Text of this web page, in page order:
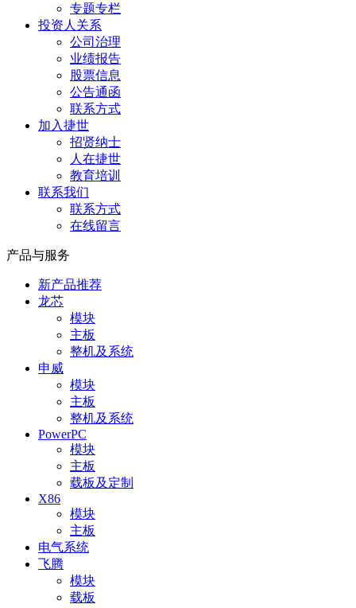
专题专栏
投资人关系
公司治理
业绩报告
股票信息
公告通函
联系方式
加入捷世
招贤纳士
人在捷世
教育培训
联系我们
联系方式
在线留言
产品与服务
新产品推荐
龙芯
模块
主板
整机及系统
申威
模块
主板
整机及系统
PowerPC
模块
主板
载板及定制
X86
模块
主板
电气系统
飞腾
模块
载板